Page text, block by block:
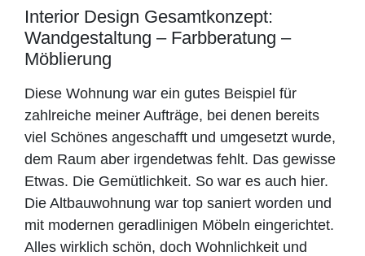
Interior Design Gesamtkonzept:
Wandgestaltung – Farbberatung –
Möblierung
Diese Wohnung war ein gutes Beispiel für
zahlreiche meiner Aufträge, bei denen bereits
viel Schönes angeschafft und umgesetzt wurde,
dem Raum aber irgendetwas fehlt. Das gewisse
Etwas. Die Gemütlichkeit. So war es auch hier.
Die Altbauwohnung war top saniert worden und
mit modernen geradlinigen Möbeln eingerichtet.
Alles wirklich schön, doch Wohnlichkeit und